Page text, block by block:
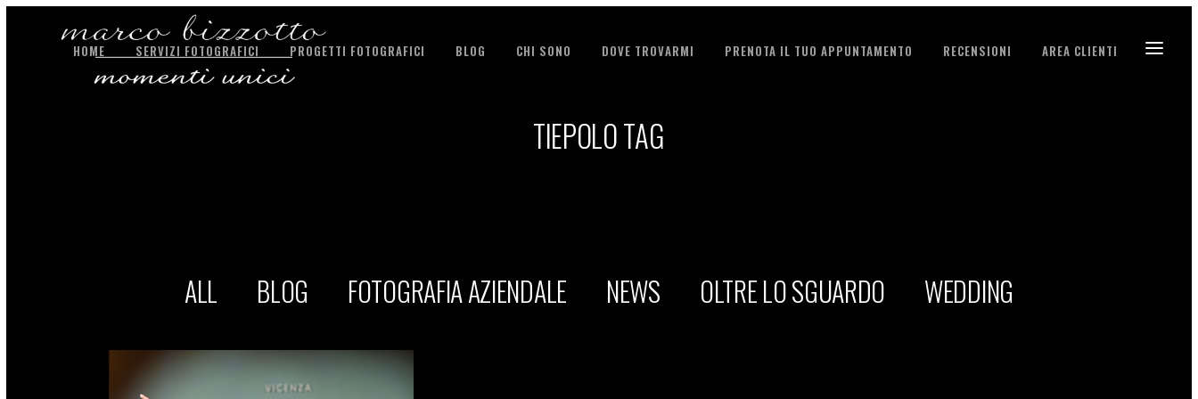
HOME SERVIZI FOTOGRAFICI PROGETTI FOTOGRAFICI BLOG CHI SONO DOVE TROVARMI PRENOTA IL TUO APPUNTAMENTO RECENSIONI AREA CLIENTI
TIEPOLO TAG
ALL BLOG FOTOGRAFIA AZIENDALE NEWS OLTRE LO SGUARDO WEDDING